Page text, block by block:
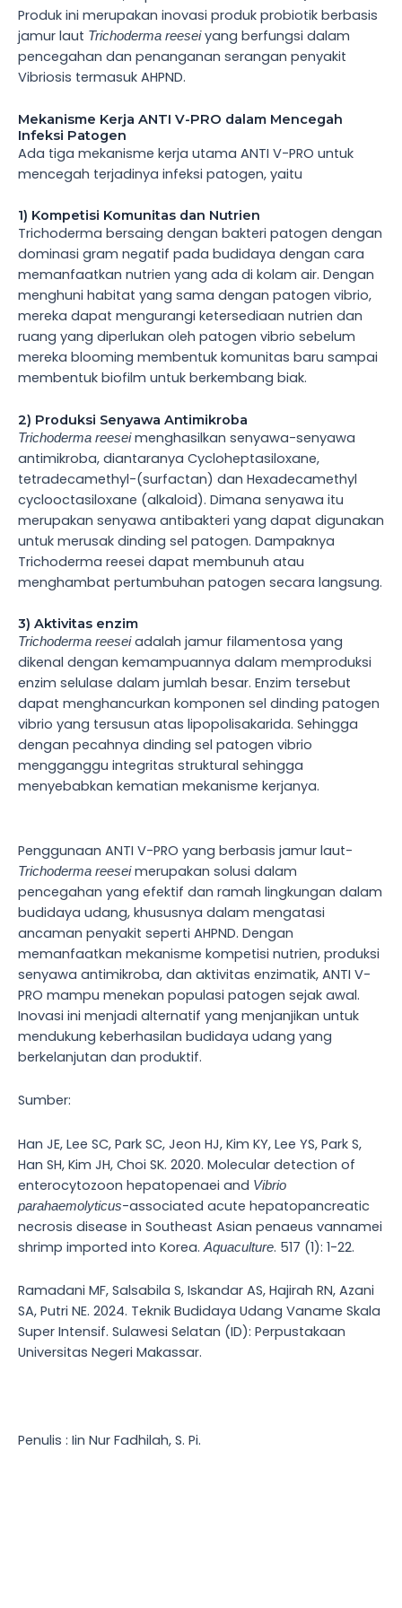
Produk ini merupakan inovasi produk probiotik berbasis
jamur laut Trichoderma reeseiyang berfungsi dalam
pencegahan dan penanganan serangan penyakit
Vibriosis termasuk AHPND.
Mekanisme Kerja ANTI V-PRO dalam Mencegah
Infeksi Patogen
Ada tiga mekanisme kerja utama ANTI V-PRO untuk
mencegah terjadinya infeksi patogen, yaitu
1) Kompetisi Komunitas dan Nutrien
Trichoderma bersaing dengan bakteri patogen dengan
dominasi gram negatif pada budidaya dengan cara
memanfaatkan nutrien yang ada di kolam air. Dengan
menghuni habitat yang sama dengan patogen vibrio,
mereka dapat mengurangi ketersediaan nutrien dan
ruang yang diperlukan oleh patogen vibrio sebelum
mereka blooming membentuk komunitas baru sampai
membentuk biofilm untuk berkembang biak.
2) Produksi Senyawa Antimikroba
Trichoderma reeseimenghasilkan senyawa-senyawa
antimikroba, diantaranya Cycloheptasiloxane,
tetradecamethyl-(surfactan) dan Hexadecamethyl
cyclooctasiloxane (alkaloid). Dimana senyawa itu
merupakan senyawa antibakteri yang dapat digunakan
untuk merusak dinding sel patogen. Dampaknya
Trichoderma reesei dapat membunuh atau
menghambat pertumbuhan patogen secara langsung.
3) Aktivitas enzim
Trichoderma reeseiadalah jamur filamentosa yang
dikenal dengan kemampuannya dalam memproduksi
enzim selulase dalam jumlah besar. Enzim tersebut
dapat menghancurkan komponen sel dinding patogen
vibrio yang tersusun atas lipopolisakarida. Sehingga
dengan pecahnya dinding sel patogen vibrio
mengganggu integritas struktural sehingga
menyebabkan kematian mekanisme kerjanya.
Penggunaan ANTI V-PRO yang berbasis jamur laut-
Trichoderma reeseimerupakan solusi dalam
pencegahan yang efektif dan ramah lingkungan dalam
budidaya udang, khususnya dalam mengatasi
ancaman penyakit seperti AHPND. Dengan
memanfaatkan mekanisme kompetisi nutrien, produksi
senyawa antimikroba, dan aktivitas enzimatik, ANTI V-
PRO mampu menekan populasi patogen sejak awal.
Inovasi ini menjadi alternatif yang menjanjikan untuk
mendukung keberhasilan budidaya udang yang
berkelanjutan dan produktif.
Sumber:
Han JE, Lee SC, Park SC, Jeon HJ, Kim KY, Lee YS, Park S,
Han SH, Kim JH, Choi SK. 2020. Molecular detection of
enterocytozoon hepatopenaei and Vibrio
parahaemolyticus-associated acute hepatopancreatic
necrosis disease in Southeast Asian penaeus vannamei
shrimp imported into Korea.Aquaculture. 517 (1): 1-22.
Ramadani MF, Salsabila S, Iskandar AS, Hajirah RN, Azani
SA, Putri NE. 2024. Teknik Budidaya Udang Vaname Skala
Super Intensif. Sulawesi Selatan (ID): Perpustakaan
Universitas Negeri Makassar.
Penulis : Iin Nur Fadhilah, S. Pi.